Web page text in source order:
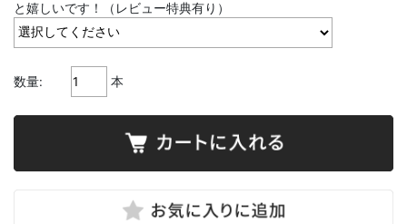
と嬉しいです！（レビュー特典有り）
数量: 本